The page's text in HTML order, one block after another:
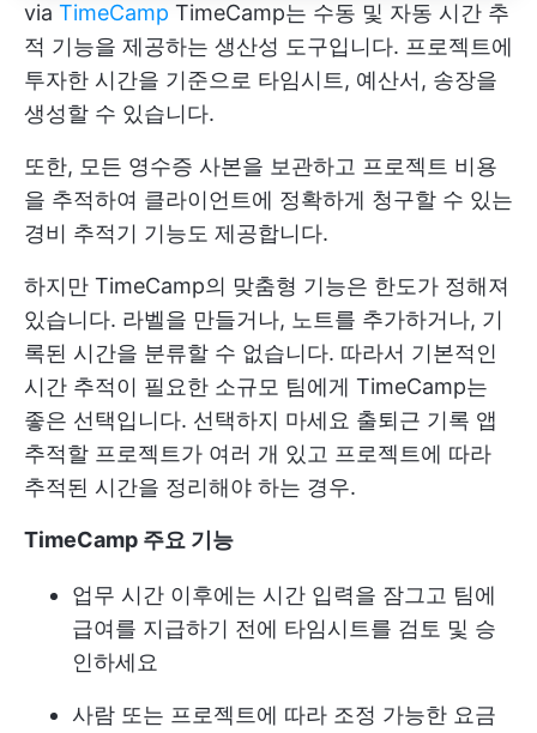
via TimeCamp TimeCamp는 수동 및 자동 시간 추
적 기능을 제공하는 생산성 도구입니다. 프로젝트에
투자한 시간을 기준으로 타임시트, 예산서, 송장을
생성할 수 있습니다.
또한, 모든 영수증 사본을 보관하고 프로젝트 비용
을 추적하여 클라이언트에 정확하게 청구할 수 있는
경비 추적기 기능도 제공합니다.
하지만 TimeCamp의 맞춤형 기능은 한도가 정해져
있습니다. 라벨을 만들거나, 노트를 추가하거나, 기
록된 시간을 분류할 수 없습니다. 따라서 기본적인
시간 추적이 필요한 소규모 팀에게 TimeCamp는
좋은 선택입니다. 선택하지 마세요 출퇴근 기록 앱
추적할 프로젝트가 여러 개 있고 프로젝트에 따라
추적된 시간을 정리해야 하는 경우.
TimeCamp 주요 기능
업무 시간 이후에는 시간 입력을 잠그고 팀에
급여를 지급하기 전에 타임시트를 검토 및 승
인하세요
사람 또는 프로젝트에 따라 조정 가능한 요금